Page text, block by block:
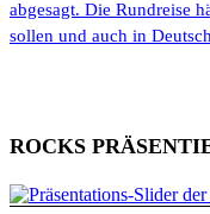
abgesagt. Die Rundreise
sollen und auch in
ROCKS